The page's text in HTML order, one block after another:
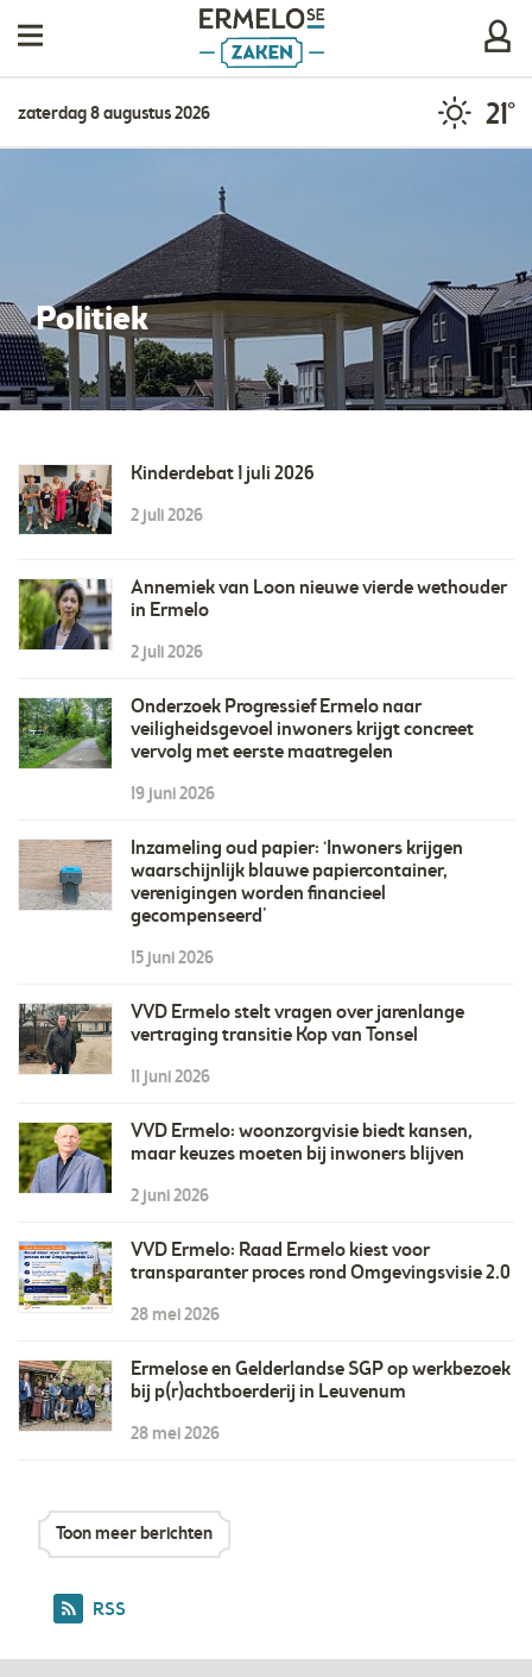
zaterdag 8 augustus 2026 21°
Politiek
Kinderdebat 1 juli 2026
2 juli 2026
Annemiek van Loon nieuwe vierde wethouder
in Ermelo
2 juli 2026
Onderzoek Progressief Ermelo naar
veiligheidsgevoel inwoners krijgt concreet
vervolg met eerste maatregelen
19 juni 2026
Inzameling oud papier: ‘Inwoners krijgen
waarschijnlijk blauwe papiercontainer,
verenigingen worden financieel
gecompenseerd’
15 juni 2026
VVD Ermelo stelt vragen over jarenlange
vertraging transitie Kop van Tonsel
11 juni 2026
VVD Ermelo: woonzorgvisie biedt kansen,
maar keuzes moeten bij inwoners blijven
2 juni 2026
VVD Ermelo: Raad Ermelo kiest voor
transparanter proces rond Omgevingsvisie 2.0
28 mei 2026
Ermelose en Gelderlandse SGP op werkbezoek
bij p(r)achtboerderij in Leuvenum
28 mei 2026
Toon meer berichten
RSS